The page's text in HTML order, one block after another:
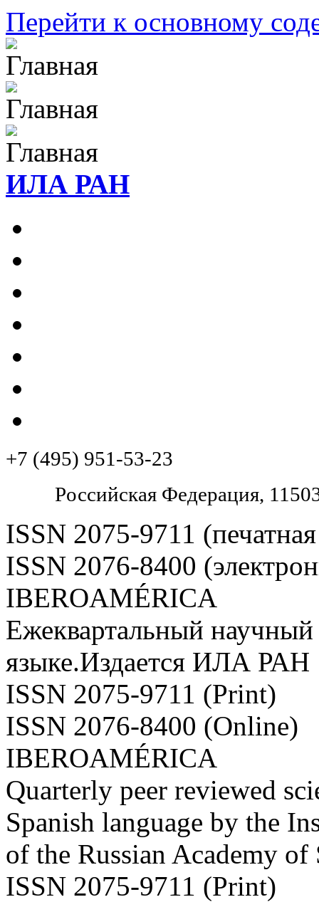
Перейти к основному
ИЛА РАН
+7 (495) 951-53-23
Pоссийская Федерация,
ISSN 2075-9711
ISSN 2076-8400
IBEROAMÉRICA
Ежеквартальный
языке.Издается ИЛА РАН
ISSN 2075-9711 (Print)
ISSN 2076-8400 (Online)
IBEROAMÉRICA
Quarterly peer reviewed
Spanish language by the
of the Russian Academy
ISSN 2075-9711 (Print)